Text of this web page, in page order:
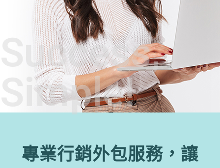
Success,
Simple!
專業行銷外包服務，讓